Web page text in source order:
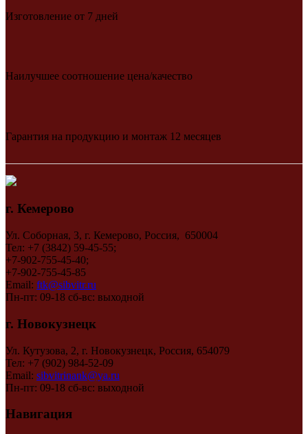
Изготовление от 7 дней
Наилучшее соотношение цена/качество
Гарантия на продукцию и монтаж 12 месяцев
г. Кемерово
Ул. Соборная, 3, г. Кемерово, Россия, 650004
Тел: +7 (3842) 59-45-55;
+7-902-755-45-40;
+7-902-755-45-85
Email: ftk@sibvitr.ru
Пн-пт: 09-18 сб-вс: выходной
г. Новокузнецк
Ул. Кутузова, 2, г. Новокузнецк, Россия, 654079
Тел: +7 (902) 984-52-09
Email: sibvitrinank@ya.ru
Пн-пт: 09-18 сб-вс: выходной
Навигация